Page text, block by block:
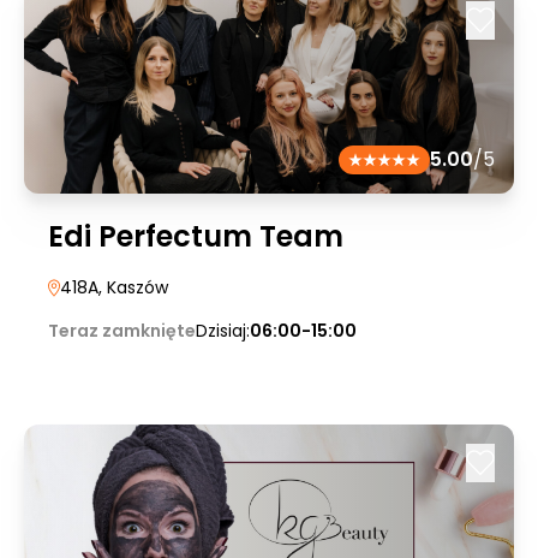
5.00/5
Edi Perfectum Team
418A, Kaszów
Teraz zamknięteDzisiaj:06:00-15:00